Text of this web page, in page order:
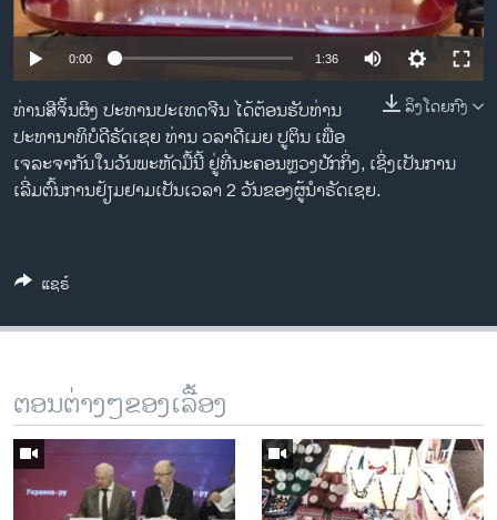
ທຸລະກິດ
ພາສາອັງກິດ
ວີດີໂອ
ສຽງ
ລາຍການກະຈາຍສຽງ
ຕິດຕາມພວກເຮົາ ທີ່
ພາສາຕ່າງໆ
0:00 1:36
ລິງໂດຍກົງ
ທ່ານສີຈິ້ນຜິງ ປະທານປະເທດຈີນ ໄດ້ຕ້ອນຮັບທ່ານ
ປະທານາທິບໍດີຣັດເຊຍ ທ່ານ ວລາດີເມຍ ປູຕິນ ເພື່ອ
ເຈລະຈາກັນໃນວັນພະຫັດມື້ນີ້ ຢູ່ທີ່ນະຄອນຫຼວງປັກກິ່ງ, ເຊິ່ງເປັນການ
ເລີ່ມຕົ້ນການຢ້ຽມຢາມເປັນເວລາ 2 ວັນຂອງຜູ້ນຳຣັດເຊຍ.
ແຊຣ໌
ຕອນຕ່າງໆຂອງເລື້ອງ